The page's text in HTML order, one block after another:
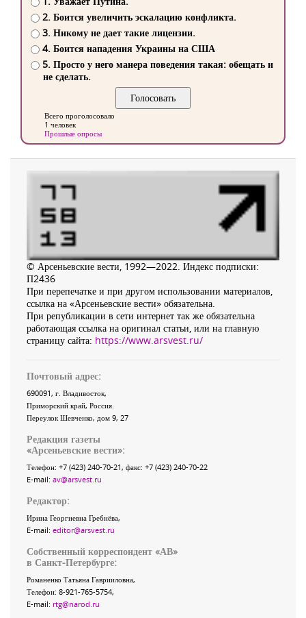
2. Боится увеличить эскалацию конфликта.
3. Никому не дает такие лицензии.
4. Боится нападения Украины на США
5. Просто у него манера поведения такая: обещать и
не сделать.
Всего проголосовало
1 человек
Прошлые опросы
© Арсеньевские вести, 1992—2022. Индекс подписки:
П2436
При перепечатке и при другом использовании материалов,
ссылка на «Арсеньевские вести» обязательна.
При републикации в сети интернет так же обязательна
работающая ссылка на оригинал статьи, или на главную
страницу сайта: https://www.arsvest.ru/
Почтовый адрес:
690091, г. Владивосток,
Приморский край, Россия
Переулок Шевченко, дом 9, 27
Редакция газеты
«Арсеньевские вести»:
Телефон: +7 (423) 240-70-21, факс: +7 (423) 240-70-22
E-mail: av@arsvest.ru
Редактор:
Ирина Георгиевна Гребнёва,
E-mail: editor@arsvest.ru
Собственный корреспондент «АВ»
в Санкт-Петербурге:
Романенко Татьяна Гаврииловна,
Телефон: 8-921-765-5754,
E-mail: rtg@narod.ru